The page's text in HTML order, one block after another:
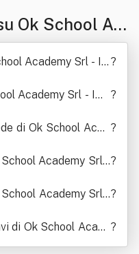
Ok School Ac
Academy Srl - Im ?
Academy Srl - Imp ?
di Ok School Acad ?
Academy Srl -?
Academy Srl -?
di Ok School Acade ?